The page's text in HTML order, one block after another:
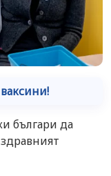
българи да